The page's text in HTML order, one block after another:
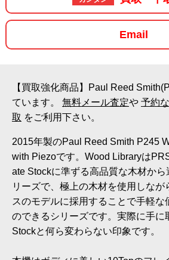
Email
【買取強化商品】Paul Reed
ています。 無料メール査定や 予約
取 をご利用下さい。
2015年製のPaul Reed Smith P245
with Piezoです。Wood Libraryは
ate Stockに準ずる高品質な木材か
リーズで、極上の木材を使用しなが
スのモデルに採用することで手軽な
のできるシリーズです。実際に手に
Stockと何ら変わらない印象です。